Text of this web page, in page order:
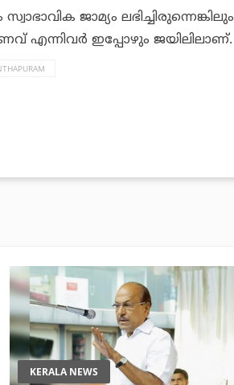
ജാമ്യം ലഭിച്ചിരുന്നെങ്കിലും
എന്നിവര്‍ ഇപ്പോഴും ജയിലിലാണ്.
KERALA NEWS